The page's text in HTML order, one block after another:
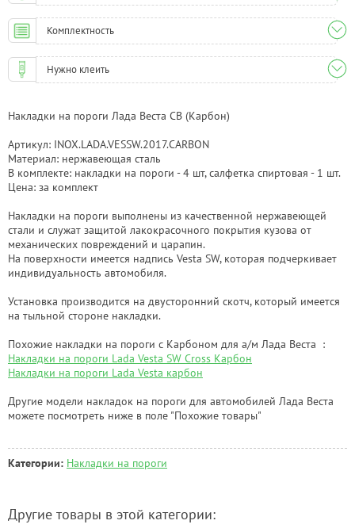
Комплектность
Нужно клеить
Накладки на пороги Лада Веста СВ (Карбон)
Артикул: INOX.LADA.VESSW.2017.CARBON
Материал: нержавеющая сталь
В комплекте: накладки на пороги - 4 шт, салфетка спиртовая - 1 шт.
Цена: за комплект
Накладки на пороги выполнены из качественной нержавеющей
стали и служат защитой лакокрасочного покрытия кузова от
механических повреждений и царапин.
На поверхности имеется надпись Vesta SW, которая подчеркивает
индивидуальность автомобиля.
Установка производится на двусторонний скотч, который имеется
на тыльной стороне накладки.
Похожие накладки на пороги с Карбоном для а/м Лада Веста :
Накладки на пороги Lada Vesta SW Cross Карбон
Накладки на пороги Lada Vesta карбон
Другие модели накладок на пороги для автомобилей Лада Веста
можете посмотреть ниже в поле "Похожие товары"
Категории: Накладки на пороги
Другие товары в этой категории: